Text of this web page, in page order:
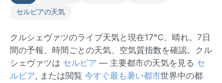
セルビアの天気
クルシェヴァツのライブ天気と現在17°C、晴れ。7日
間の予報、時間ごとの天気、空気質指数を確認。クル
シェヴァツは セルビア — 主要都市の天気を見る セ
ルビア, または閲覧 今すぐ最も暑い都市世界中の都